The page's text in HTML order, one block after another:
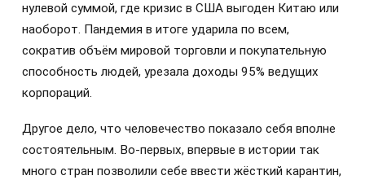
нулевой суммой, где кризис в США выгоден Китаю или
наоборот. Пандемия в итоге ударила по всем,
сократив объём мировой торговли и покупательную
способность людей, урезала доходы 95% ведущих
корпораций.
Другое дело, что человечество показало себя вполне
состоятельным. Во-первых, впервые в истории так
много стран позволили себе ввести жёсткий карантин,